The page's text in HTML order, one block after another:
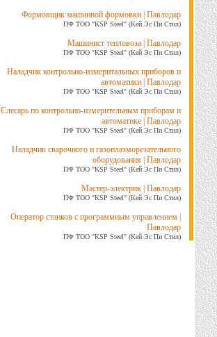
Формовщик машинной формовки | Павлодар
ПФ ТОО "KSP Steel" (Кей Эс Пи Стил)
Машинист тепловоза | Павлодар
ПФ ТОО "KSP Steel" (Кей Эс Пи Стил)
Наладчик контрольно-измеритальных приборов и
автоматики | Павлодар
ПФ ТОО "KSP Steel" (Кей Эс Пи Стил)
Слесарь по контрольно-измерительным приборам и
автоматике | Павлодар
ПФ ТОО "KSP Steel" (Кей Эс Пи Стил)
Наладчик сварочного и газоплазморезательного
оборудования | Павлодар
ПФ ТОО "KSP Steel" (Кей Эс Пи Стил)
Мастер-электрик | Павлодар
ПФ ТОО "KSP Steel" (Кей Эс Пи Стил)
Оператор станков с программным управлением |
Павлодар
ПФ ТОО "KSP Steel" (Кей Эс Пи Стил)